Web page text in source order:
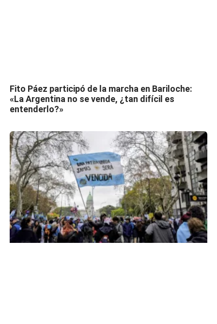
Fito Páez participó de la marcha en Bariloche:
«La Argentina no se vende, ¿tan difícil es
entenderlo?»